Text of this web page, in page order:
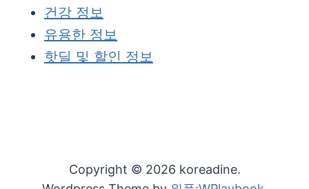
건강 정보
유용한 정보
핫딜 및 할인 정보
Copyright © 2026 koreadine.